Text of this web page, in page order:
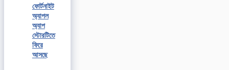
ফোর্টনাইট
অ্যাপল
অ্যাপ
স্টোরটিতে
ফিরে
আসছে